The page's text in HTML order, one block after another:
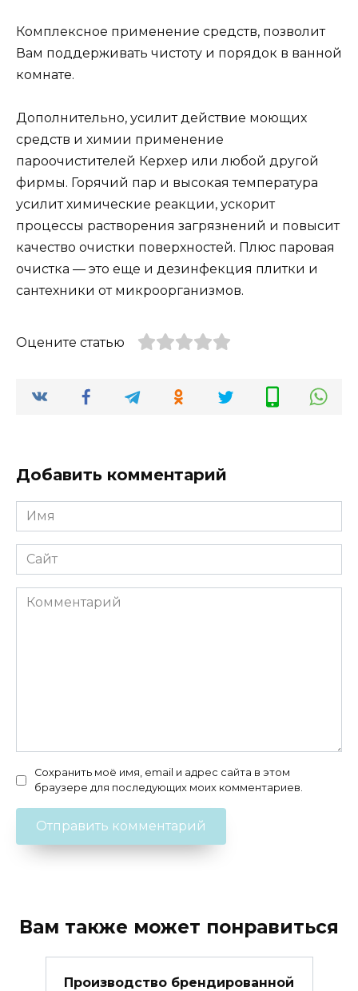
Комплексное применение средств, позволит
Вам поддерживать чистоту и порядок в ванной
комнате.
Дополнительно, усилит действие моющих
средств и химии применение
пароочистителей Керхер или любой другой
фирмы. Горячий пар и высокая температура
усилит химические реакции, ускорит
процессы растворения загрязнений и повысит
качество очистки поверхностей. Плюс паровая
очистка — это еще и дезинфекция плитки и
сантехники от микроорганизмов.
Оцените статью
Добавить комментарий
Имя
*
Сайт
Комментарий
Сохранить моё имя, email и адрес сайта в этом
браузере для последующих моих комментариев.
Вам также может понравиться
Производство брендированной